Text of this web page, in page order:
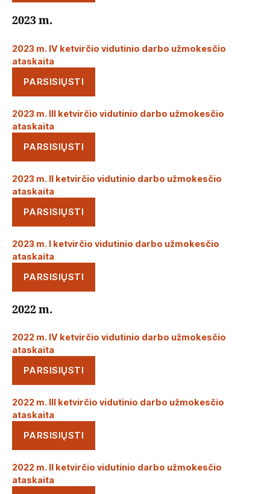
2023 m.
2023 m. IV ketvirčio vidutinio darbo užmokesčio
ataskaita
PARSISIŲSTI
2023 m. III ketvirčio vidutinio darbo užmokesčio
ataskaita
PARSISIŲSTI
2023 m. II ketvirčio vidutinio darbo užmokesčio
ataskaita
PARSISIŲSTI
2023 m. I ketvirčio vidutinio darbo užmokesčio
ataskaita
PARSISIŲSTI
2022 m.
2022 m. IV ketvirčio vidutinio darbo užmokesčio
ataskaita
PARSISIŲSTI
2022 m. III ketvirčio vidutinio darbo užmokesčio
ataskaita
PARSISIŲSTI
2022 m. II ketvirčio vidutinio darbo užmokesčio
ataskaita